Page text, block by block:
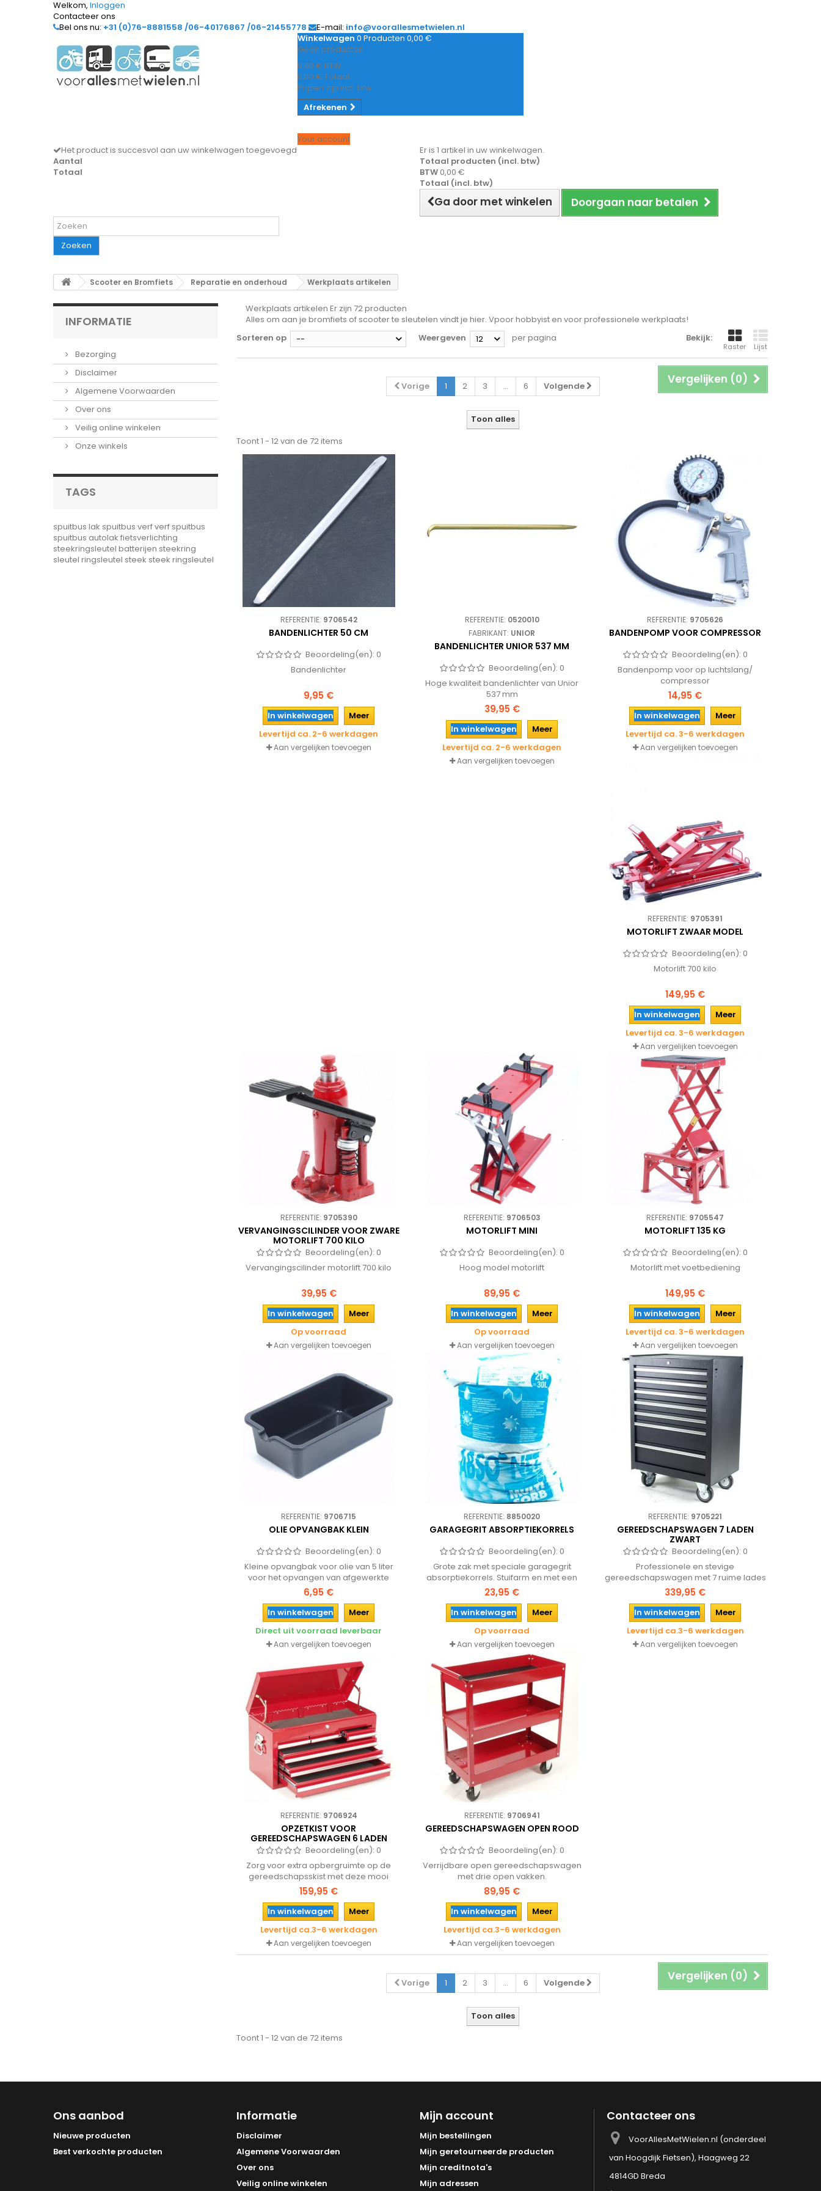
Welkom, Inloggen
Contacteer ons
Bel ons nu: +31 (0)76-8881558 /06-40176867 /06-21455778 E-mail: info@voorallesmetwielen.nl
Winkelwagen 0 Producten 0,00 €
Geen producten
0,00 € BTW
0,00 € Totaal
Prijzen zijn incl. btw
Afrekenen
Your account
Het product is succesvol aan uw winkelwagen toegevoegd
Aantal
Totaal
Er is 1 artikel in uw winkelwagen.
Totaal producten (incl. btw)
BTW 0,00 €
Totaal (incl. btw)
Ga door met winkelen Doorgaan naar betalen
Zoeken
Scooter en Bromfiets Reparatie en onderhoud Werkplaats artikelen
INFORMATIE
Bezorging
Disclaimer
Algemene Voorwaarden
Over ons
Veilig online winkelen
Onze winkels
TAGS
spuitbus lak spuitbus verfverf spuitbus
spuitbus autolak fietsverlichting
steekringsleutel batterijen steekring
sleutel ringsleutel steek steek ringsleutel
Werkplaats artikelen Er zijn 72 producten
Alles om aan je bromfiets of scooter te sleutelen vindt je hier. Vpoor hobbyist en voor professionele werkplaats!
Bekijk:
Raster Lijst
Sorteren op -- Weergeven 12 per pagina
Vergelijken (0)
Vorige 1 2 3 ... 6 Volgende
Toon alles
Toont 1 - 12 van de 72 items
REFERENTIE: 9706542
BANDENLICHTER 50 CM
Beoordeling(en): 0
Bandenlichter
9,95 €
In winkelwagen
Meer
Levertijd ca. 2-6 werkdagen
Aan vergelijken toevoegen
REFERENTIE: 0520010
FABRIKANT: UNIOR
BANDENLICHTER UNIOR 537 MM
Beoordeling(en): 0
Hoge kwaliteit bandenlichter van Unior
537 mm
39,95 €
In winkelwagen
Meer
Levertijd ca. 2-6 werkdagen
Aan vergelijken toevoegen
REFERENTIE: 9705626
BANDENPOMP VOOR COMPRESSOR
Beoordeling(en): 0
Bandenpomp voor op luchtslang/
compressor
14,95 €
In winkelwagen
Meer
Levertijd ca. 3-6 werkdagen
Aan vergelijken toevoegen
REFERENTIE: 9705391
MOTORLIFT ZWAAR MODEL
Beoordeling(en): 0
Motorlift 700 kilo
149,95 €
In winkelwagen
Meer
Levertijd ca. 3-6 werkdagen
Aan vergelijken toevoegen
REFERENTIE: 9705390
VERVANGINGSCILINDER VOOR ZWARE
MOTORLIFT 700 KILO
Beoordeling(en): 0
Vervangingscilinder motorlift 700 kilo
39,95 €
In winkelwagen
Meer
Op voorraad
Aan vergelijken toevoegen
REFERENTIE: 9706503
MOTORLIFT MINI
Beoordeling(en): 0
Hoog model motorlift
89,95 €
In winkelwagen
Meer
Op voorraad
Aan vergelijken toevoegen
REFERENTIE: 9705547
MOTORLIFT 135 KG
Beoordeling(en): 0
Motorlift met voetbediening
149,95 €
In winkelwagen
Meer
Levertijd ca. 3-6 werkdagen
Aan vergelijken toevoegen
REFERENTIE: 9706715
OLIE OPVANGBAK KLEIN
Beoordeling(en): 0
Kleine opvangbak voor olie van 5 liter
voor het opvangen van afgewerkte
motorolie na het vervangen.
6,95 €
In winkelwagen
Meer
Direct uit voorraad leverbaar
Aan vergelijken toevoegen
REFERENTIE: 8850020
GARAGEGRIT ABSORPTIEKORRELS
Beoordeling(en): 0
Grote zak met speciale garagegrit
absorptiekorrels. Stuifarm en met een
hoog absorberend vermogen voor een
snelle en veilige opname van o.a. olie,
water, vet, zuren, logen, lakken en
oplosmiddelen.
23,95 €
In winkelwagen
Meer
Op voorraad
Aan vergelijken toevoegen
REFERENTIE: 9705221
GEREEDSCHAPSWAGEN 7 LADEN
ZWART
Beoordeling(en): 0
Professionele en stevige
gereedschapswagen met 7 ruime lades
voorzien van foam inleg. 2 lades zijn
extra hoog.
339,95 €
In winkelwagen
Meer
Levertijd ca.3-6 werkdagen
Aan vergelijken toevoegen
REFERENTIE: 9706924
OPZETKIST VOOR
GEREEDSCHAPSWAGEN 6 LADEN
ROOD
Beoordeling(en): 0
Zorg voor extra opbergruimte op de
gereedschapsskist met deze mooi
afgewerkte opzetkist. Met
draaghengsles, afsluitbaar bovenvak en
6 laden.
159,95 €
In winkelwagen
Meer
Levertijd ca.3-6 werkdagen
Aan vergelijken toevoegen
REFERENTIE: 9706941
GEREEDSCHAPSWAGEN OPEN ROOD
Beoordeling(en): 0
Verrijdbare open gereedschapswagen
met drie open vakken.
89,95 €
In winkelwagen
Meer
Levertijd ca.3-6 werkdagen
Aan vergelijken toevoegen
Vergelijken (0)
Vorige 1 2 3 ... 6 Volgende
Toon alles
Toont 1 - 12 van de 72 items
Ons aanbod
Nieuwe producten
Best verkochte producten
Informatie
Disclaimer
Algemene Voorwaarden
Over ons
Veilig online winkelen
Mijn account
Mijn bestellingen
Mijn geretourneerde producten
Mijn creditnota's
Mijn adressen
Contacteer ons
VoorAllesMetWielen.nl (onderdeel
van Hoogdijk Fietsen), Haagweg 22
4814GD Breda